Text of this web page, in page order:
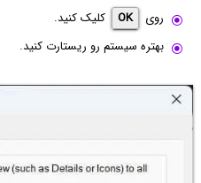
روی
OK
کلیک کنید.
بهتره سیستم رو ریستارت کنید.